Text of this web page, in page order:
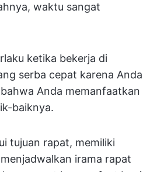
waktu sangat
ketika bekerja di
serba cepat karena Anda
Anda memanfaatkan
baiknya.
tujuan rapat, memiliki
irama rapat